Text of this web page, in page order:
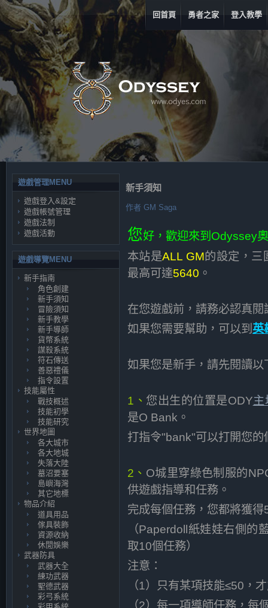
回首頁 勇者之家 登入教學
遊戲管理MENU
遊戲登入&設定
遊戲帳號管理
遊戲法制
遊戲活動
遊戲導覽MENU
新手指南
角色創建
新手須知
冒險須知
新手教學
新手導師
貨幣系統
謀殺系統
符石傳送
善惡禮儀
指令設置
技能屬性
戰技概述
技能初學
技能研究
世界地圖
各大城市
各大地城
失落大陸
墓沼要塞
島嶼海灣
其它地標
物品介紹
道具用品
傢具裝飾
資源收納
休閒娛樂
武器防具
武器大全
練功武器
聖德武器
彩弓系統
新手須知
作者 GM Saga
您好，歡迎來到Odyssey
本站是ALL GM的設定，三
最高可達5640 。
在您遊戲前，請務必認真閱
如果您需要幫助，可以到 英
如果您是新手，請先閱讀以
1、 您出生的位置是ODY主
是O Bank。
打指令"bank"可以打開您
2、 O城里穿綠色制服的
供遊戲指導和任務。
完成每個任務，您都將獲
（Paperdoll紙娃娃右側的
取10個任務）
注意：
（1）只有某項技能≤50，